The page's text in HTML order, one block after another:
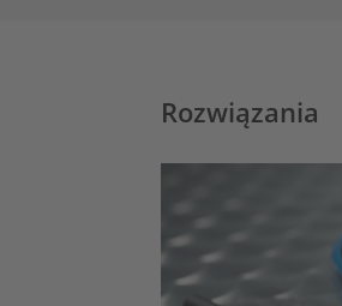
Rozwiązania